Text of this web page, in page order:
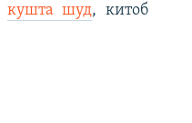
кушта шуд, китоб